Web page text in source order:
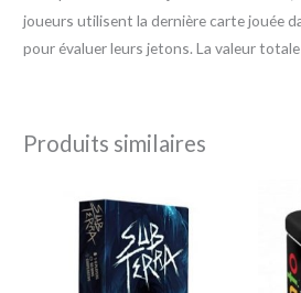
joueurs utilisent la dernière carte jouée
pour évaluer leurs jetons. La valeur
Produits similaires